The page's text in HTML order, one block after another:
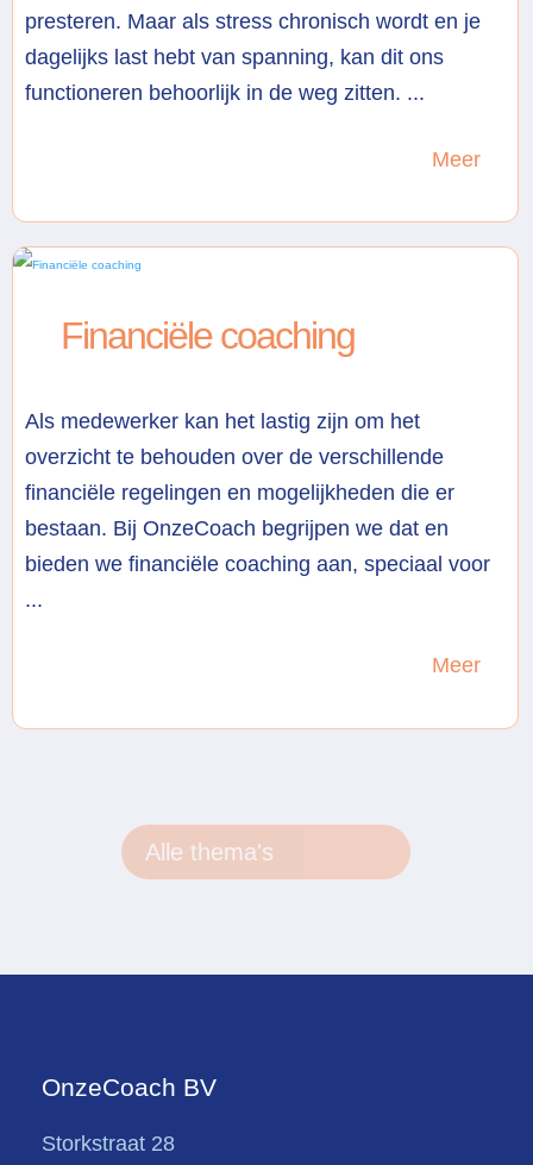
presteren. Maar als stress chronisch wordt en je
dagelijks last hebt van spanning, kan dit ons
functioneren behoorlijk in de weg zitten. ...
Meer
Financiële coaching
Als medewerker kan het lastig zijn om het
overzicht te behouden over de verschillende
financiële regelingen en mogelijkheden die er
bestaan. Bij OnzeCoach begrijpen we dat en
bieden we financiële coaching aan, speciaal voor
...
Meer
Alle thema's
OnzeCoach BV
Storkstraat 28